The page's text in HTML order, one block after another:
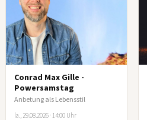
Conrad Max Gille -
Powersamstag
Anbetung als Lebensstil
la., 29.08.2026 · 14:00 Uhr